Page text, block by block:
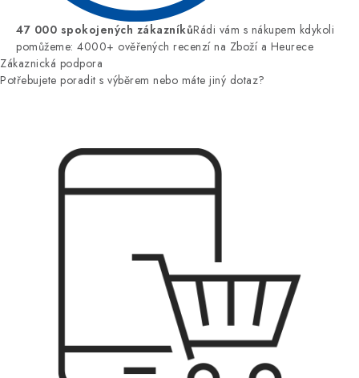
47 000 spokojených zákazníkůRádi vám s nákupem kdykoli
pomůžeme: 4000+ ověřených recenzí na Zboží a Heurece
Zákaznická podpora
Potřebujete poradit s výběrem nebo máte jiný dotaz?